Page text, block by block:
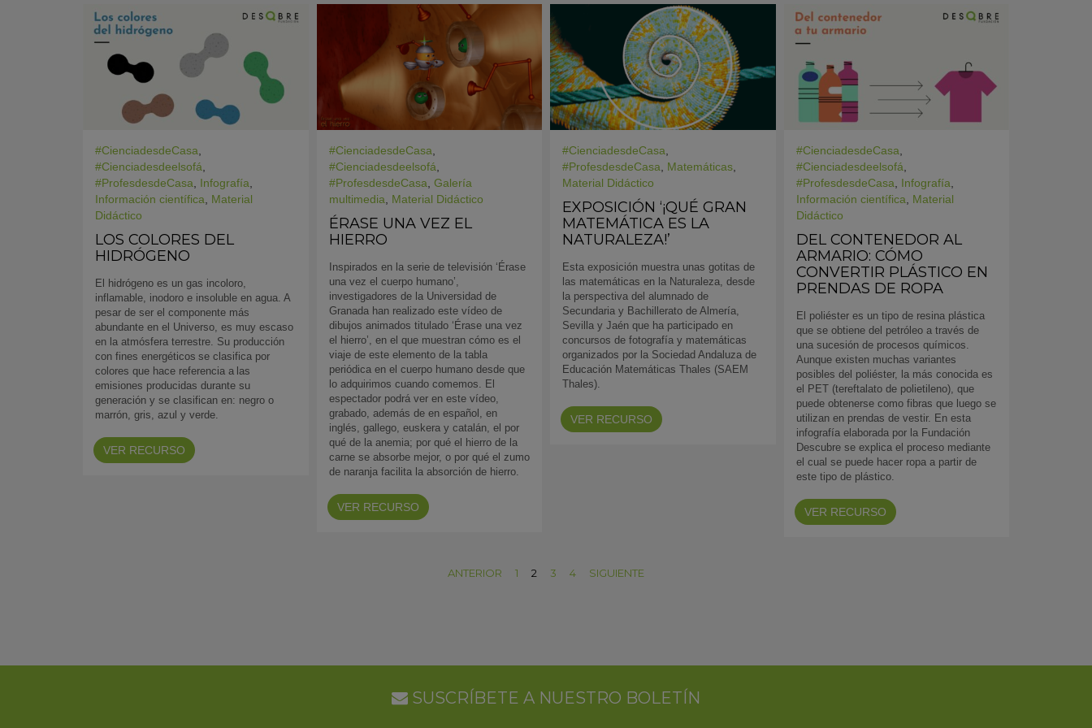
#CienciadesdeCasa
#Cienciadesdeelsofá
#ProfesdesdeCasa
Infografía
Información científica
Material
Didáctico
LOS COLORES DEL
HIDRÓGENO
El hidrógeno es un gas incoloro,
inflamable, inodoro e insoluble en agua. A
pesar de ser el componente más
abundante en el Universo, es muy escaso
en la atmósfera terrestre. Su producción
con fines energéticos se clasifica por
colores que hace referencia a las
emisiones producidas durante su
generación y se clasifican en: negro o
marrón, gris, azul y verde.
VER RECURSO
#CienciadesdeCasa
#Cienciadesdeelsofá
#ProfesdesdeCasa Galería
multimedia
Material Didáctico
ÉRASE UNA VEZ EL
HIERRO
Inspirados en la serie de televisión ‘Érase
una vez el cuerpo humano’,
investigadores de la Universidad de
Granada han realizado este vídeo de
dibujos animados titulado ‘Érase una vez
el hierro’, en el que muestran cómo es el
viaje de este elemento de la tabla
periódica en el cuerpo humano desde que
lo adquirimos cuando comemos. El
espectador podrá ver en este vídeo,
grabado, además de en español, en
inglés, gallego, euskera y catalán, el por
qué de la anemia; por qué el hierro de la
carne se absorbe mejor, o por qué el zumo
de naranja facilita la absorción de hierro.
VER RECURSO
#CienciadesdeCasa
#ProfesdesdeCasa
Matemáticas
Material Didáctico
EXPOSICIÓN ‘¡QUÉ GRAN
MATEMÁTICA ES LA
NATURALEZA!’
Esta exposición muestra unas gotitas de
las matemáticas en la Naturaleza, desde
la perspectiva del alumnado de
Secundaria y Bachillerato de Almería,
Sevilla y Jaén que ha participado en
concursos de fotografía y matemáticas
organizados por la Sociedad Andaluza de
Educación Matemáticas Thales (SAEM
Thales).
VER RECURSO
#CienciadesdeCasa
#Cienciadesdeelsofá
#ProfesdesdeCasa
Infografía
Información científica
Material
Didáctico
DEL CONTENEDOR AL
ARMARIO: CÓMO
CONVERTIR PLÁSTICO EN
PRENDAS DE ROPA
El poliéster es un tipo de resina plástica
que se obtiene del petróleo a través de
una sucesión de procesos químicos.
Aunque existen muchas variantes
posibles del poliéster, la más conocida es
el PET (tereftalato de polietileno), que
puede obtenerse como fibras que luego se
utilizan en prendas de vestir. En esta
infografía elaborada por la Fundación
Descubre se explica el proceso mediante
el cual se puede hacer ropa a partir de
este tipo de plástico.
VER RECURSO
ANTERIOR 1 2 3 4 SIGUIENTE
SUSCRÍBETE A NUESTRO BOLETÍN